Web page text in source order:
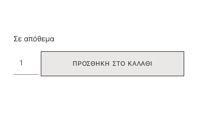
Σε απόθεμα
ΠΡΟΣΘΗΚΗ ΣΤΟ ΚΑΛΑΘΙ